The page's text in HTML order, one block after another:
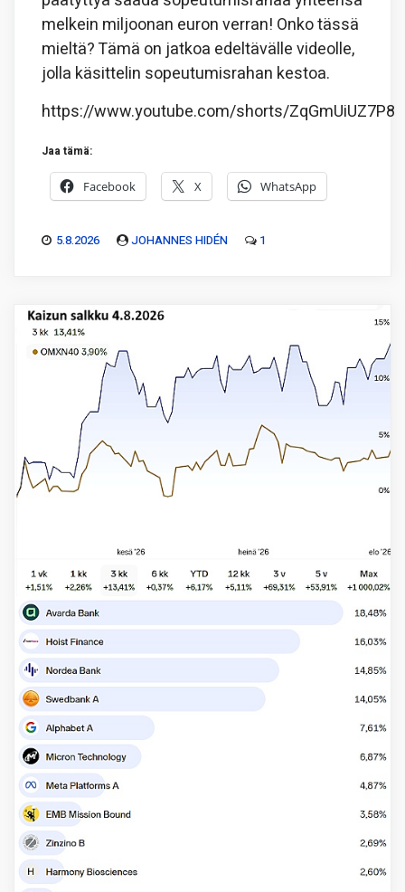
melkein miljoonan euron verran! Onko tässä
mieltä? Tämä on jatkoa edeltävälle videolle,
jolla käsittelin sopeutumisrahan kestoa.
https://www.youtube.com/shorts/ZqGmUiUZ7P8
Jaa tämä:
Facebook X WhatsApp
5.8.2026 JOHANNES HIDÉN 1